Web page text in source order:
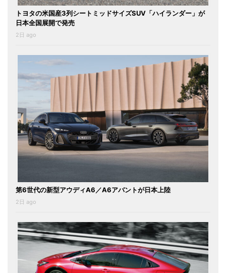
トヨタの米国産3列シートミッドサイズSUV「ハイランダー」が
日本全国展開で発売
2日 ago
第6世代の新型アウディA6／A6アバントが日本上陸
2日 ago